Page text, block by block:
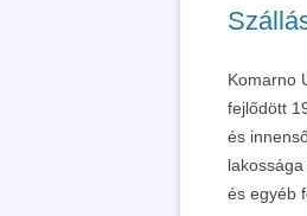
Komarno
fejlődött
és
és egyéb